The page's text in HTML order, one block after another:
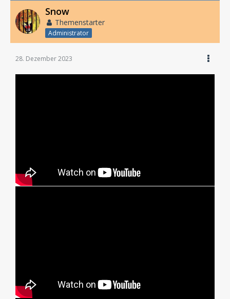
Snow
Themenstarter
Administrator
28. Dezember 2023